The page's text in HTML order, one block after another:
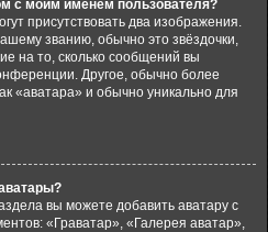
с моим именем пользователя?
присутствовать два изображения.
званию, обычно это звёздочки,
на то, сколько сообщений вы
Другое, обычно более
«аватара» и обычно уникально для
вы можете добавить аватару с
«Граватар», «Галерея аватар»,